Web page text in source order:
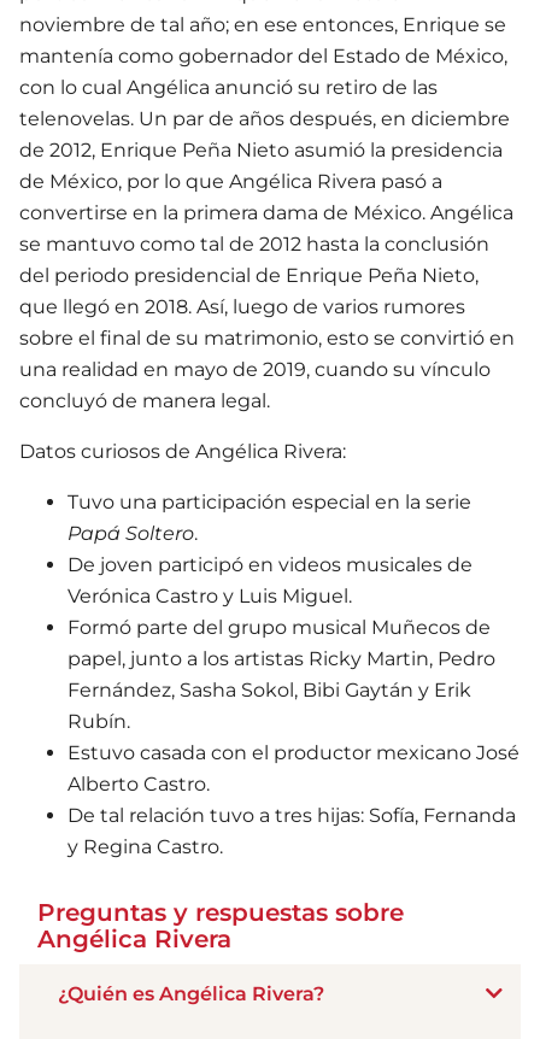
noviembre de tal año; en ese entonces, Enrique se
mantenía como gobernador del Estado de México,
con lo cual Angélica anunció su retiro de las
telenovelas. Un par de años después, en diciembre
de 2012, Enrique Peña Nieto asumió la presidencia
de México, por lo que Angélica Rivera pasó a
convertirse en la primera dama de México. Angélica
se mantuvo como tal de 2012 hasta la conclusión
del periodo presidencial de Enrique Peña Nieto,
que llegó en 2018. Así, luego de varios rumores
sobre el final de su matrimonio, esto se convirtió en
una realidad en mayo de 2019, cuando su vínculo
concluyó de manera legal.
Datos curiosos de Angélica Rivera:
Tuvo una participación especial en la serie
Papá Soltero.
De joven participó en videos musicales de
Verónica Castro y Luis Miguel.
Formó parte del grupo musical Muñecos de
papel, junto a los artistas Ricky Martin, Pedro
Fernández, Sasha Sokol, Bibi Gaytán y Erik
Rubín.
Estuvo casada con el productor mexicano José
Alberto Castro.
De tal relación tuvo a tres hijas: Sofía, Fernanda
y Regina Castro.
Preguntas y respuestas sobre
Angélica Rivera
¿Quién es Angélica Rivera?